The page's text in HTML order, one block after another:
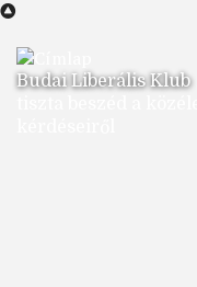
Ugrás
tartalomra
Budai Liberális Klub